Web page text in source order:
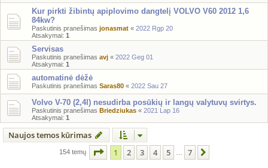
Kur pirkti žibintų apiplovimo dangtelį VOLVO V60 2012 1,6
84kw?
Paskutinis pranešimas jonasmat « 2022 Rgp 20
Atsakymai: 1
Servisas
Paskutinis pranešimas avj « 2022 Geg 01
Atsakymai: 1
automatinė dėžė
Paskutinis pranešimas Saras80 « 2022 Sau 27
Volvo V-70 (2,4l) nesudirba posūkių ir langų valytuvų svirtys.
Paskutinis pranešimas Briedziukas « 2021 Lap 16
Atsakymai: 1
Naujos temos kūrimas
154 temų Puslapis 1iš 7
1 2 3 4 5 7